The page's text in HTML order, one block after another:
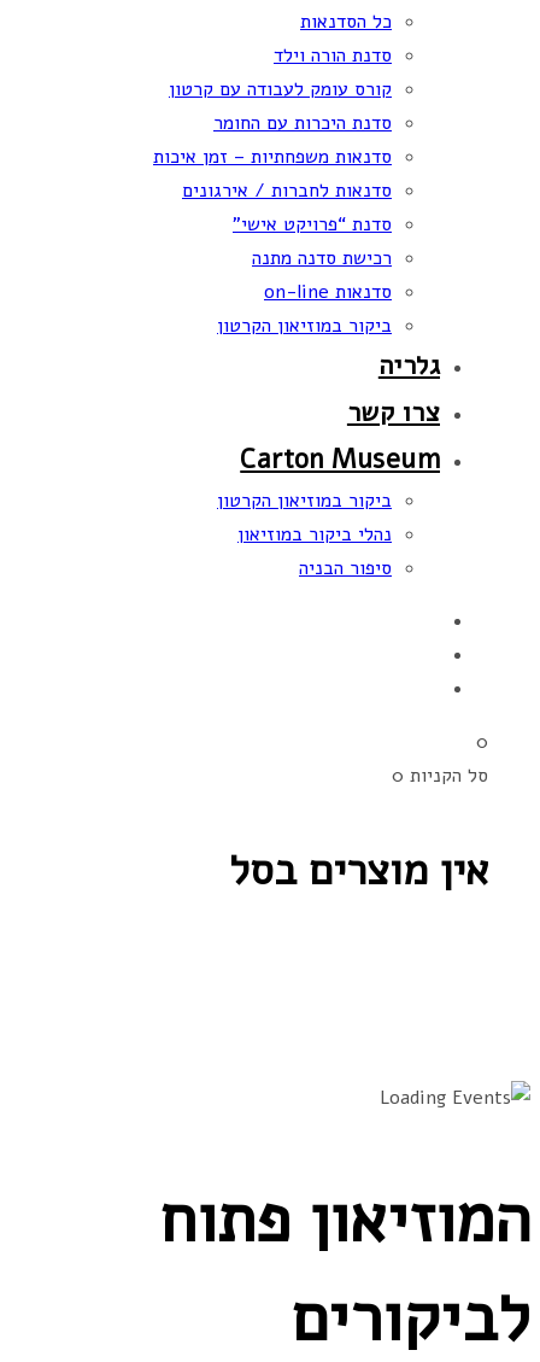
כל הסדנאות
סדנת הורה וילד
קורס עומק לעבודה עם קרטון
סדנת היכרות עם החומר
סדנאות משפחתיות – זמן איכות
סדנאות לחברות / אירגונים
סדנת “פרויקט אישי”
רכישת סדנה מתנה
סדנאות on-line
ביקור במוזיאון הקרטון
גלריה
צרו קשר
Carton Museum
ביקור במוזיאון הקרטון
נהלי ביקור במוזיאון
סיפור הבניה
0
סל הקניות 0
אין מוצרים בסל
המוזיאון פתוח
לביקורים